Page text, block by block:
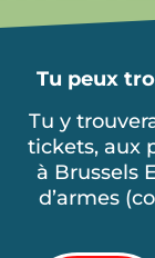
Tu peux
Tu y
tickets, aux
à Brussels
d’armes